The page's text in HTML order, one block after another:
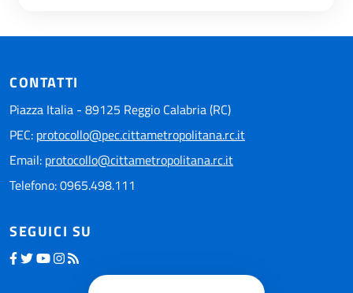
CONTATTI
Piazza Italia - 89125 Reggio Calabria (RC)
PEC: protocollo@pec.cittametropolitana.rc.it
Email: protocollo@cittametropolitana.rc.it
Telefono: 0965.498.111
SEGUICI SU